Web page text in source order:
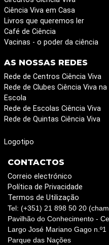
Ciência Viva em Casa
Livros que queremos ler
Café de Ciência
Vacinas - o poder da ciência
AS NOSSAS REDES
Rede de Centros Ciência Viva
Rede de Clubes Ciência Viva na
Escola
Rede de Escolas Ciência Viva
Rede de Quintas Ciência Viva
Logotipo
CONTACTOS
Correio electrónico
Política de Privacidade
Termos de Utilização
Tel: (+351) 21 898 50 20
Pavilhão do Conhecimento -
Largo José Mariano Gago n.º1
Parque das Nações